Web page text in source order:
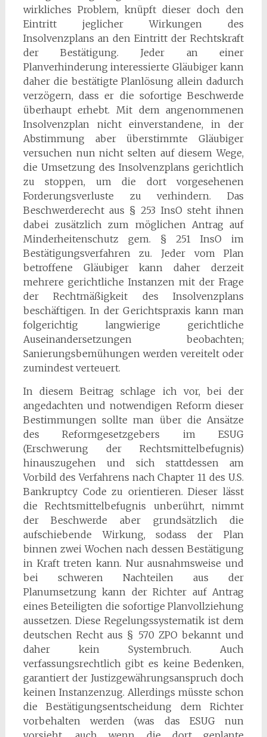
wirkliches Problem, knüpft dieser doch den
Eintritt jeglicher Wirkungen des
Insolvenzplans an den Eintritt der Rechtskraft
der Bestätigung. Jeder an einer
Planverhinderung interessierte Gläubiger kann
daher die bestätigte Planlösung allein dadurch
verzögern, dass er die sofortige Beschwerde
überhaupt erhebt. Mit dem angenommenen
Insolvenzplan nicht einverstandene, in der
Abstimmung aber überstimmte Gläubiger
versuchen nun nicht selten auf diesem Wege,
die Umsetzung des Insolvenzplans gerichtlich
zu stoppen, um die dort vorgesehenen
Forderungsverluste zu verhindern. Das
Beschwerderecht aus § 253 InsO steht ihnen
dabei zusätzlich zum möglichen Antrag auf
Minderheitenschutz gem. § 251 InsO im
Bestätigungsverfahren zu. Jeder vom Plan
betroffene Gläubiger kann daher derzeit
mehrere gerichtliche Instanzen mit der Frage
der Rechtmäßigkeit des Insolvenzplans
beschäftigen. In der Gerichtspraxis kann man
folgerichtig langwierige gerichtliche
Auseinandersetzungen beobachten;
Sanierungsbemühungen werden vereitelt oder
zumindest verteuert.
In diesem Beitrag schlage ich vor, bei der
angedachten und notwendigen Reform dieser
Bestimmungen sollte man über die Ansätze
des Reformgesetzgebers im ESUG
(Erschwerung der Rechtsmittelbefugnis)
hinauszugehen und sich stattdessen am
Vorbild des Verfahrens nach Chapter 11 des U.S.
Bankruptcy Code zu orientieren. Dieser lässt
die Rechtsmittelbefugnis unberührt, nimmt
der Beschwerde aber grundsätzlich die
aufschiebende Wirkung, sodass der Plan
binnen zwei Wochen nach dessen Bestätigung
in Kraft treten kann. Nur ausnahmsweise und
bei schweren Nachteilen aus der
Planumsetzung kann der Richter auf Antrag
eines Beteiligten die sofortige Planvollziehung
aussetzen. Diese Regelungssystematik ist dem
deutschen Recht aus § 570 ZPO bekannt und
daher kein Systembruch. Auch
verfassungsrechtlich gibt es keine Bedenken,
garantiert der Justizgewährungsanspruch doch
keinen Instanzenzug. Allerdings müsste schon
die Bestätigungsentscheidung dem Richter
vorbehalten werden (was das ESUG nun